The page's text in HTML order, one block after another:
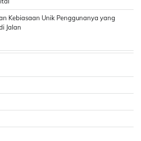
Kebiasaan Unik Penggunanya yang
Jalan